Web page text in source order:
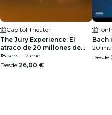
Capitol Theater
The Jury Experience: El
atraco de 20 millones de
dólares
18 sept - 2 ene
Desde 26,00 €
Bach
20
Desde